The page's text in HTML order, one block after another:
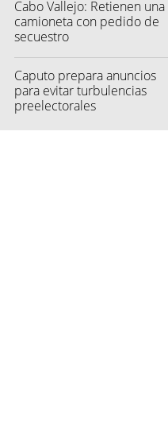
Cabo Vallejo: Retienen una
camioneta con pedido de
secuestro
Caputo prepara anuncios
para evitar turbulencias
preelectorales